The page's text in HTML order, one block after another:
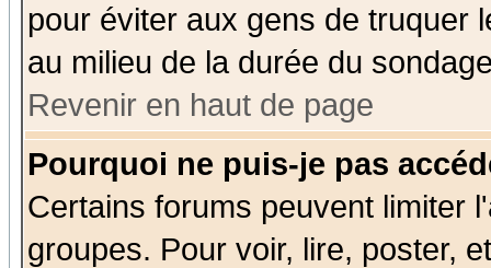
pour éviter aux gens de truquer
au milieu de la durée du
Revenir en haut de page
Pourquoi ne puis-je pas
Certains forums peuvent limiter
groupes. Pour voir, lire, poster,